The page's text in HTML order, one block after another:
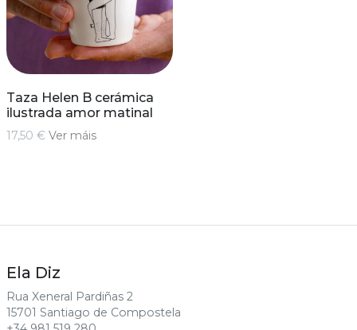
Taza Helen B cerámica
ilustrada amor matinal
17,50 € Ver máis
Ela Diz
Rua Xeneral Pardiñas 2
15701 Santiago de Compostela